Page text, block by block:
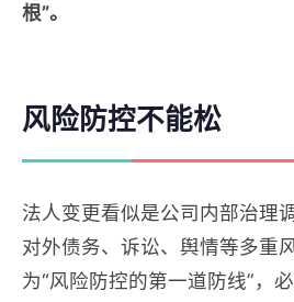
根”。
风险防控不能松
法人变更看似是公司内部治理
对外债务、诉讼、舆情等多重
为“风险防控的第一道防线”，